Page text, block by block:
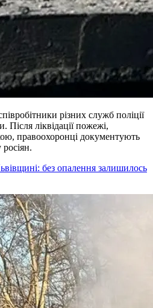
різних служб поліції
ліквідації пожежі,
правоохоронці документують
без опалення залишилось